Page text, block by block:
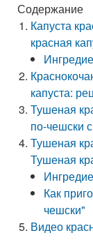
Содержание
Капуста
красная
капуста:
Тушеная
по-чешски
Тушеная
Тушеная
Как
чешски"
Видео